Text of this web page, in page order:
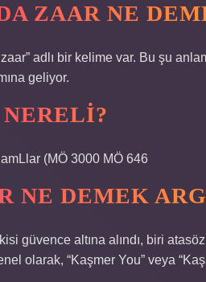
ZAAR NE
zaar” adlı bir kelime var. Bu şu
geliyor.
(MÖ 3000 MÖ 646
NE DEMEK
güvence altına alındı, biri
olarak, “Kaşmer You” veya